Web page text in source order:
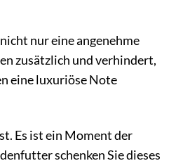
nur eine angenehme
zusätzlich und verhindert,
eine luxuriöse Note
Es ist ein Moment der
schenken Sie dieses